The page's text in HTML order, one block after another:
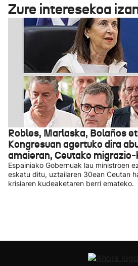
Zure interesekoa
Robles, Marlaska, Bolaños
Kongresuan agertuko dira
amaieran, Ceutako
Espainiako Gobernuak lau ministroen
eskatu ditu, uztailaren 30ean Ceutan
krisiaren kudeaketaren berri emateko.